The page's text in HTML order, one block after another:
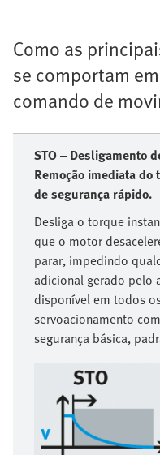
Como as
se comportam
comando de
STO – Desligamento
Remoção imediata
de segurança rápido.
Desliga o torque
que o motor
parar, impedindo
adicional gerado pelo
disponível em todos
servoacionamento
segurança básica,